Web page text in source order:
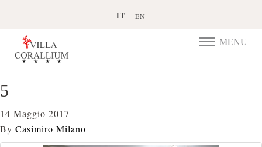
IT EN
TOGGLE
MENU
5
14 Maggio 2017
By Casimiro Milano